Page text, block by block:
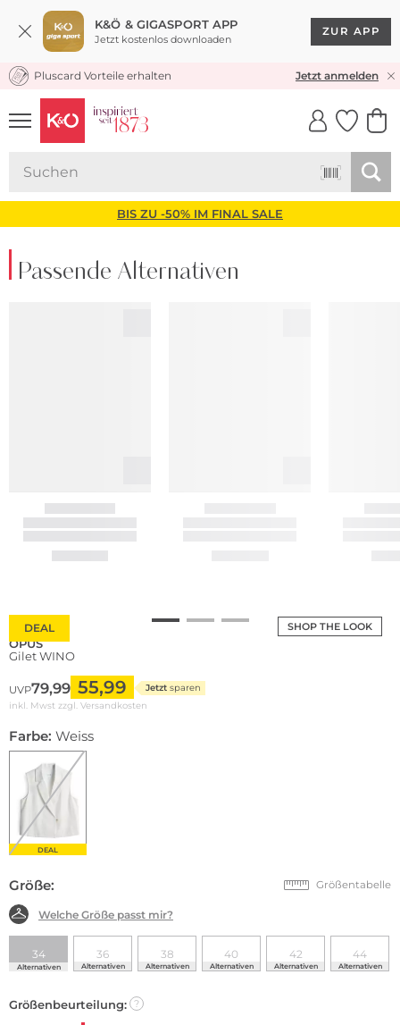
K&Ö & GIGASPORT APP
Jetzt kostenlos downloaden
ZUR APP
KOSTENLOSER VERSAND* & RÜCKVERSAND
Pluscard Vorteile erhalten Jetzt anmelden
UNSERE APP
CLICK &
BIS ZU -50% IM FINAL SALE
Passende Alternativen
SHOP THE LOOK
DEAL
OPUS
Gilet WINO
UVP79,99 55,99 Jetzt sparen
inkl. Mwst zzgl. Versandkosten
Farbe: Weiss
DEAL
Größe: Größentabelle
Welche Größe passt mir?
34
Alternativen
36
Alternativen
38
Alternativen
40
Alternativen
42
Alternativen
44
Alternativen
Größenbeurteilung: ?